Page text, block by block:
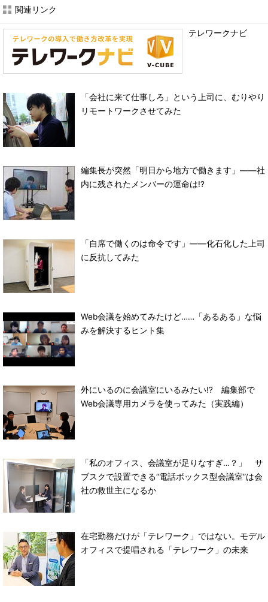
関連リンク
テレワークナビ
「会社に来て仕事しろ」という上司に、むりやり
リモートワークさせてみた
編集長が突然「明日から地方で働きます」――社
内に残されたメンバーの運命は!?
「自席で働くのは命令です」――化石化した上司
に反抗してみた
Web会議を始めてみたけど……「あるある」な悩
みを解決するヒント集
外にいるのに会議室にいるみたい!? 編集部で
Web会議専用カメラを使ってみた（実践編）
「私のオフィス、会議室が足りなすぎ…？」 サ
ブスクで設置できる“電話ボックス型会議室”は会
社の救世主になるか
在宅勤務だけが「テレワーク」ではない。モデル
オフィスで提唱される「テレワーク」の未来